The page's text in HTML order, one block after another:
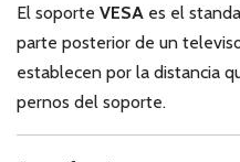
El soporte VESA es el
parte posterior de un
establecen por la distancia
pernos del soporte.